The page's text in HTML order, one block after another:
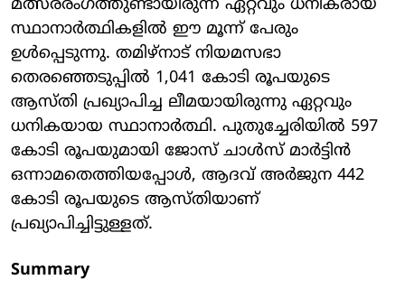
മത്സരരംഗത്തുണ്ടായിരുന്ന ഏറ്റവും ധനികരായ
സ്ഥാനാര്‍ത്ഥികളില്‍ ഈ മൂന്ന് പേരും
ഉള്‍പ്പെടുന്നു. തമിഴ്നാട് നിയമസഭാ
തെരഞ്ഞെടുപ്പില്‍ 1,041 കോടി രൂപയുടെ
ആസ്തി പ്രഖ്യാപിച്ച ലീമയായിരുന്നു ഏറ്റവും
ധനികയായ സ്ഥാനാര്‍ത്ഥി. പുതുച്ചേരിയില്‍ 597
കോടി രൂപയുമായി ജോസ് ചാള്‍സ് മാര്‍ട്ടിന്‍
ഒന്നാമതെത്തിയപ്പോള്‍, ആദവ് അര്‍ജുന 442
കോടി രൂപയുടെ ആസ്തിയാണ്
പ്രഖ്യാപിച്ചിട്ടുള്ളത്.
Summary